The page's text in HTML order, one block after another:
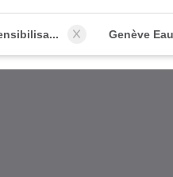
Cours de sensibilisation Genève